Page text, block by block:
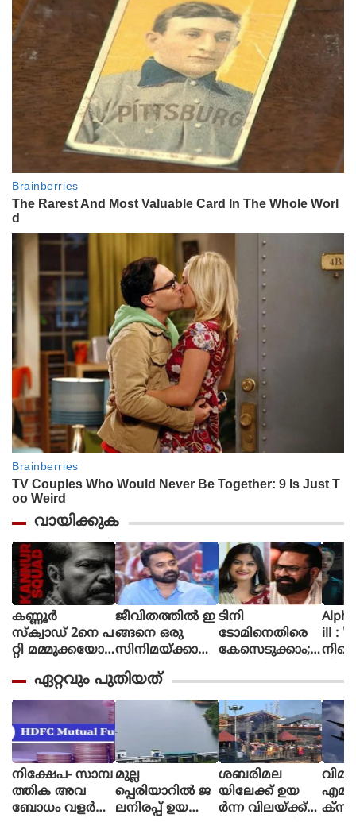
വായിക്കുക
കണ്ണൂർ
സ്ക്വാഡ് 2നെ പ
റ്റി മമ്മൂക്കയോട്
രും.. സമയ
മെടുക്കും :
റോണി ഡേവിഡ്
ജീവിതത്തിൽ ഇ
ങ്ങനെ ഒരു
സിനിമയ്ക്കായി
പ
ണി
യെടുത്തിട്ടില്ല,
ടിക്കി ടാക്കയെ
പറ്റി ആസിഫ്
അലി
ടിനി
ടോമിനെതിരെ
കേസെടുക്കാം;
പരാതിയിൽ
കോടതി നിർ
ദേശം
Alpha The
ill : '
ഏറ്റവും പുതിയത്
നിക്ഷേപ- സാമ്പ
ത്തിക അവ
ബോധം വളർ
മുല്ല
പ്പെരിയാറില്‍ ജ
ലനിരപ്പ് ഉയ
ശബരിമല
യിലേക്ക് ഉയ
ര്‍ന്ന വിലയ്ക്ക്